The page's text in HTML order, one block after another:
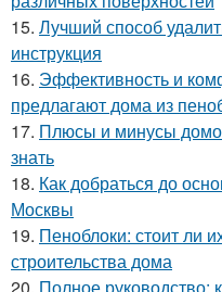
15. Лучший способ
инструкция
16. Эффективность и
предлагают дома из
17. Плюсы и минусы
знать
18. Как добраться до
Москвы
19. Пеноблоки: стоит ли
строительства дома
20. Полное руководство: